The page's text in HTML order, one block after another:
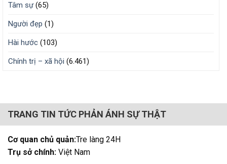
Tâm sự(65)
Người đẹp (1)
Hài hước (103)
Chính trị – xã hội (6.461)
TRANG TIN TỨC PHẢN ÁNH SỰ THẬT
Cơ quan chủ quản:Tre làng 24H
Trụ sở chính: Việt Nam